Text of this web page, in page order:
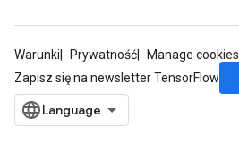
Warunki Prywatność
Manage cookies
Zapisz się na newsletter TensorFlow